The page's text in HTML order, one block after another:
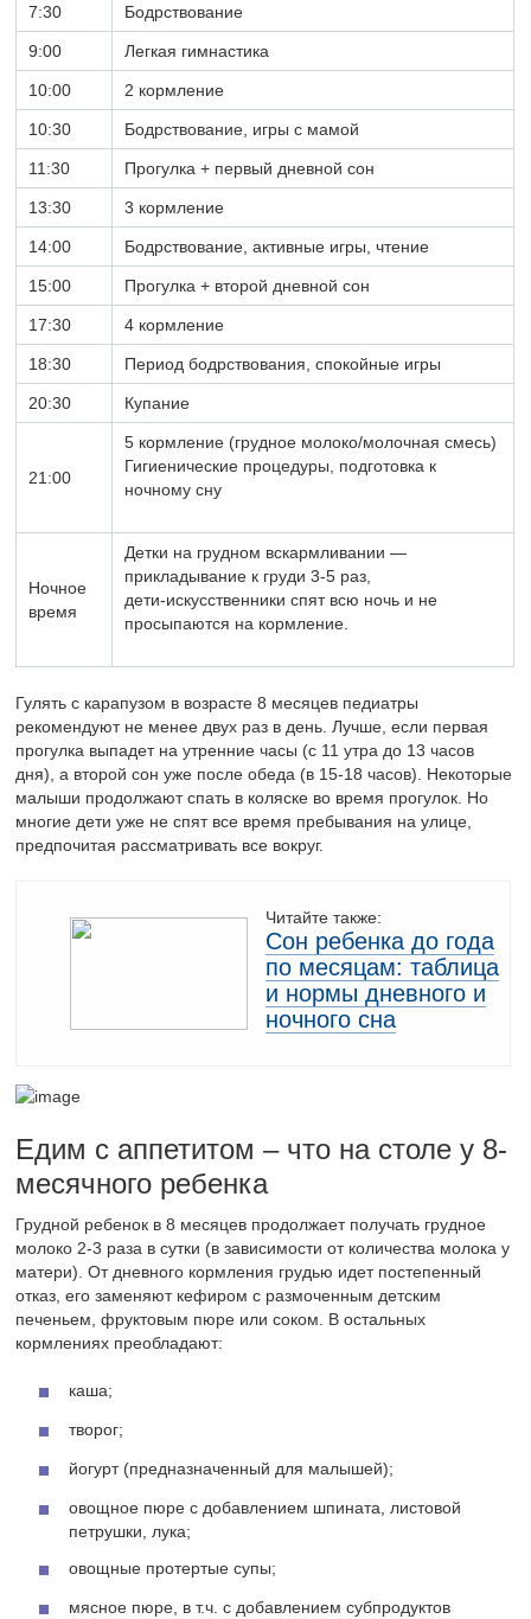
7:30 Бодрствование
9:00 Легкая гимнастика
10:00 2 кормление
10:30 Бодрствование, игры с мамой
11:30 Прогулка + первый дневной сон
13:30 3 кормление
14:00 Бодрствование, активные игры, чтение
15:00 Прогулка + второй дневной сон
17:30 4 кормление
18:30 Период бодрствования, спокойные игры
20:30 Купание
21:00
5 кормление (грудное молоко/молочная смесь)
Гигиенические процедуры, подготовка к
ночному сну
Ночное
время
Детки на грудном вскармливании —
прикладывание к груди 3-5 раз,
дети-искусственники спят всю ночь и не
просыпаются на кормление.
Гулять с карапузом в возрасте 8 месяцев педиатры
рекомендуют не менее двух раз в день. Лучше, если первая
прогулка выпадет на утренние часы (с 11 утра до 13 часов
дня), а второй сон уже после обеда (в 15-18 часов). Некоторые
малыши продолжают спать в коляске во время прогулок. Но
многие дети уже не спят все время пребывания на улице,
предпочитая рассматривать все вокруг.
Читайте также:
Сон ребенка до года
по месяцам: таблица
и нормы дневного и
ночного сна
Едим с аппетитом – что на столе у 8-
месячного ребенка
Грудной ребенок в 8 месяцев продолжает получать грудное
молоко 2-3 раза в сутки (в зависимости от количества молока у
матери). От дневного кормления грудью идет постепенный
отказ, его заменяют кефиром с размоченным детским
печеньем, фруктовым пюре или соком. В остальных
кормлениях преобладают:
каша;
творог;
йогурт (предназначенный для малышей);
овощное пюре с добавлением шпината, листовой
петрушки, лука;
овощные протертые супы;
мясное пюре, в т.ч. с добавлением субпродуктов